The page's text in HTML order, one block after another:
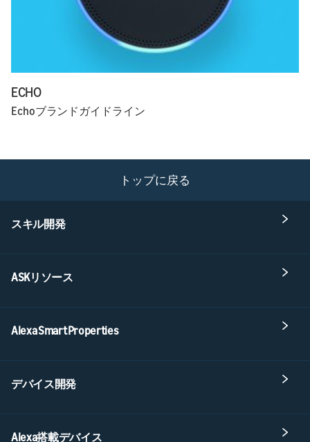
ECHO
Echoブランドガイドライン
トップに戻る
スキル開発
ASKリソース
Alexa Smart Properties
デバイス開発
Alexa搭載デバイス